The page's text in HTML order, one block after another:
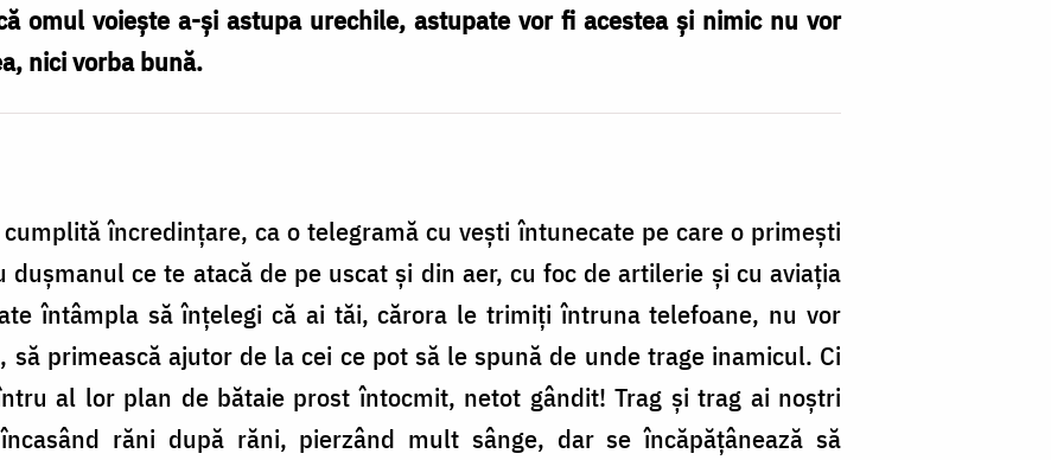
omul voieşte a-şi astupa urechile, astupate vor fi acestea şi nimic nu vor
nici vorba bună.
încredinţare, ca o telegramă cu veşti întunecate pe care o primeşti
ce te atacă de pe uscat şi din aer, cu foc de artilerie şi cu aviaţia
întâmpla să înţelegi că ai tăi, cărora le trimiţi întruna telefoane, nu vor
primească ajutor de la cei ce pot să le spună de unde trage inamicul. Ci
al lor plan de bătaie prost întocmit, netot gândit! Trag şi trag ai noştri
răni după răni, pierzând mult sânge, dar se încăpăţânează să